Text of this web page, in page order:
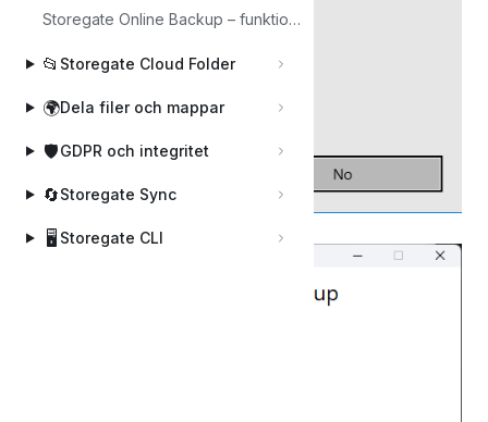
Storegate Online Backup – funktioner
📂 Storegate Cloud Folder
🌍Dela filer och mappar
🛡️GDPR och integritet
🔄Storegate Sync
🖥️ Storegate CLI
Tryck på Starta